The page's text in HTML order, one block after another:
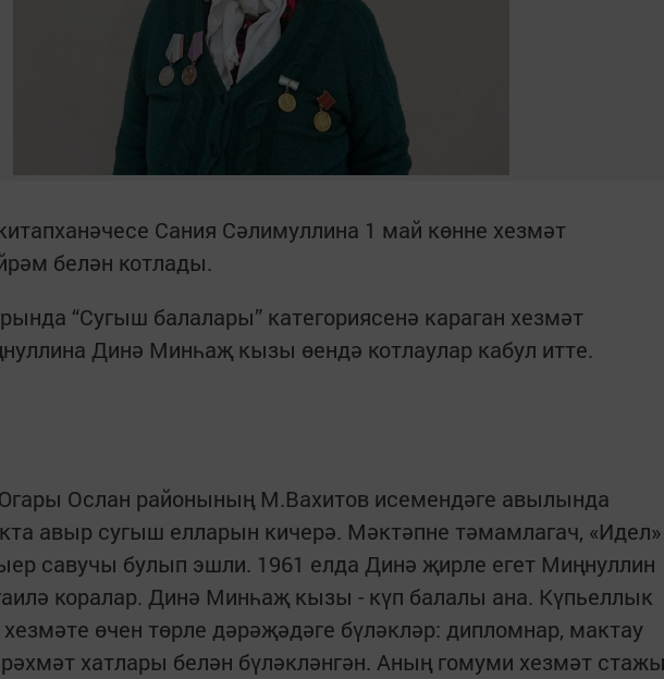
Сания Сәлимуллина 1 май көнне хезмәт
белән котлады.
“Сугыш балалары” категориясенә караган хезмәт
Динә Минһаҗ кызы өендә котлаулар кабул итте.
Ослан районының М.Вахитов исемендәге авылында
авыр сугыш елларын кичерә. Мәктәпне тәмамлагач, «Идел»
савучы булып эшли. 1961 елда Динә җирле егет Миңнуллин
коралар. Динә Минһаҗ кызы - күп балалы ана. Күпьеллык
өчен төрле дәрәҗәдәге бүләкләр: дипломнар, мактау
хатлары белән бүләкләнгән. Аның гомуми хезмәт